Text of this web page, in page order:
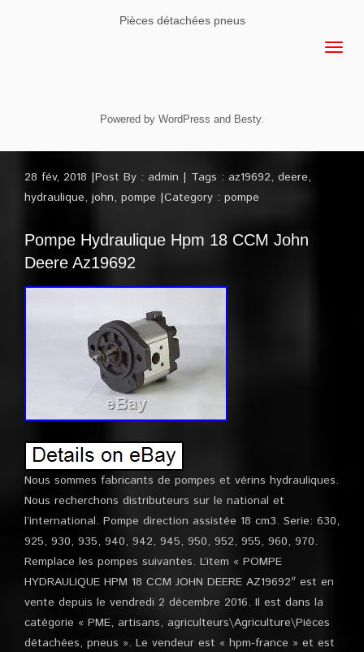
Pièces détachées pneus
Powered by WordPress and Besty.
28 fév, 2018 Post By : admin Tags : az19692, deere,
hydraulique, john, pompe Category : pompe
Pompe Hydraulique Hpm 18 CCM John
Deere Az19692
Nous sommes fabricants de pompes et vérins hydrauliques.
Nous recherchons distributeurs sur le national et
l’international. Pompe direction assistée 18 cm3. Serie: 630,
925, 930, 935, 940, 942, 945, 950, 952, 955, 960, 970.
Remplace les pompes suivantes. L’item « POMPE
HYDRAULIQUE HPM 18 CCM JOHN DEERE AZ19692″ est en
vente depuis le vendredi 2 décembre 2016. Il est dans la
catégorie « PME, artisans, agriculteurs\Agriculture\Pièces
détachées, pneus ». Le vendeur est « hpm-france » et est